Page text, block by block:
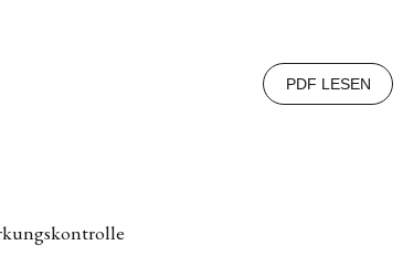
PDF LESEN